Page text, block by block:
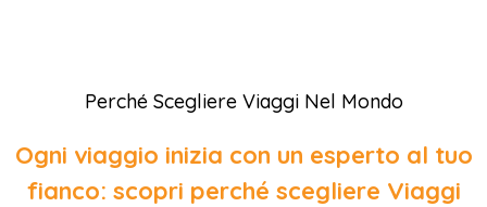
Perché Scegliere Viaggi Nel Mondo
Ogni viaggio inizia con un esperto al tuo
fianco: scopri perché scegliere Viaggi